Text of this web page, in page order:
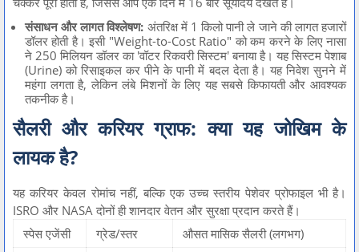
संसाधन और लागत विश्लेषण: अंतरिक्ष में 1 किलो पानी ले जाने की लागत हजारों
डॉलर होती है। इसी "Weight-to-Cost Ratio" को कम करने के लिए नासा
ने 250 मिलियन डॉलर का 'वॉटर रिकवरी सिस्टम' बनाया है। यह सिस्टम पेशाब
(Urine) को रिसाइकल कर पीने के पानी में बदल देता है। यह निवेश सुनने में
महंगा लगता है, लेकिन लंबे मिशनों के लिए यह सबसे किफायती और आवश्यक
तकनीक है।
सैलरी और करियर ग्राफ: क्या यह जोखिम के
लायक है?
यह करियर केवल रोमांच नहीं, बल्कि एक उच्च स्तरीय पेशेवर प्रोफाइल भी है।
ISRO और NASA दोनों ही शानदार वेतन और सुरक्षा प्रदान करते हैं।
स्पेस एजेंसी
ग्रेड/स्तर
औसत मासिक सैलरी (लगभग)